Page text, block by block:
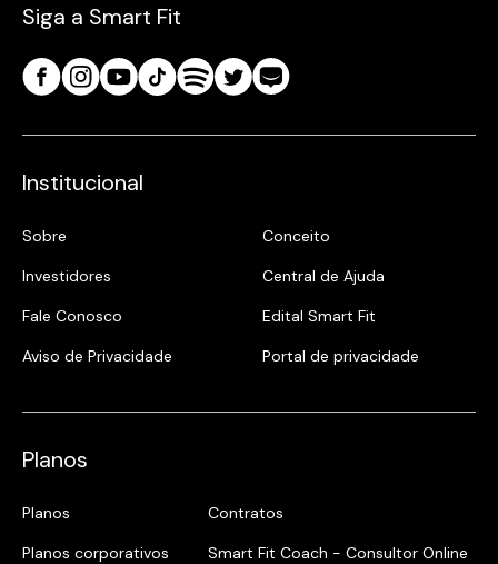
Siga a Smart Fit
Institucional
Sobre
Conceito
Investidores
Central de Ajuda
Fale Conosco
Edital Smart Fit
Aviso de Privacidade
Portal de privacidade
Planos
Planos
Contratos
Planos corporativos
Smart Fit Coach - Consultor Online